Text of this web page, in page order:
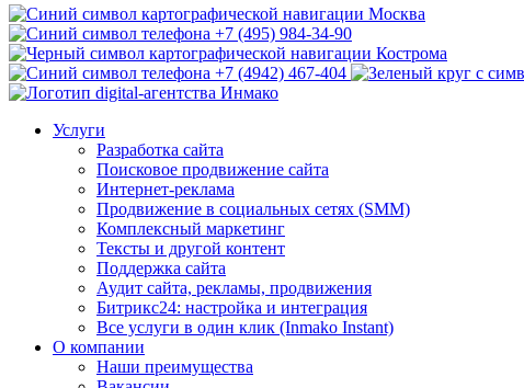
Москва
+7 (495) 984-34-90
Кострома
+7 (4942) 467-404
Услуги
Разработка сайта
Поисковое продвижение сайта
Интернет-реклама
Продвижение в социальных сетях (SMM)
Комплексный маркетинг
Тексты и другой контент
Поддержка сайта
Аудит сайта, рекламы, продвижения
Битрикс24: настройка и интеграция
Все услуги в один клик (Inmako Instant)
О компании
Наши преимущества